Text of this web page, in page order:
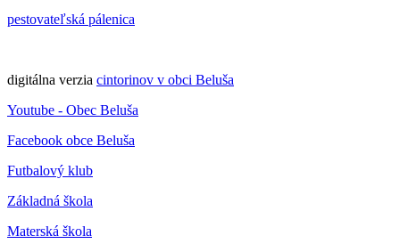
pestovateľská pálenica
digitálna verzia cintorinov v obci Beluša
Youtube - Obec Beluša
Facebook obce Beluša
Futbalový klub
Základná škola
Materská škola